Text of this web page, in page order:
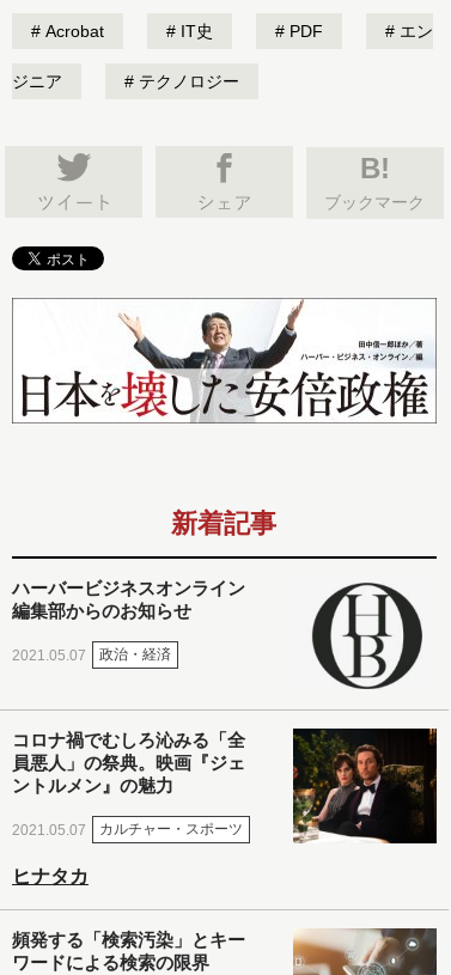
Acrobat IT史 PDF エン
ジニア テクノロジー
B!
ブックマーク
新着記事
ハーバービジネスオンライン
編集部からのお知らせ
2021.05.07 政治・経済
コロナ禍でむしろ沁みる「全
員悪人」の祭典。映画『ジェ
ントルメン』の魅力
2021.05.07 カルチャー・スポーツ
ヒナタカ
頻発する「検索汚染」とキー
ワードによる検索の限界